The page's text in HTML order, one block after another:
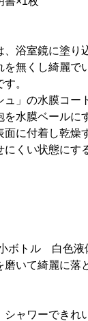
、浴室鏡に塗
を無くし綺麗で
。
ュ」の水膜コー
を水膜ベールに
面に付着し乾燥
にくい状態にす
ボトル 白色液
いて綺麗に落
ャワーできれ